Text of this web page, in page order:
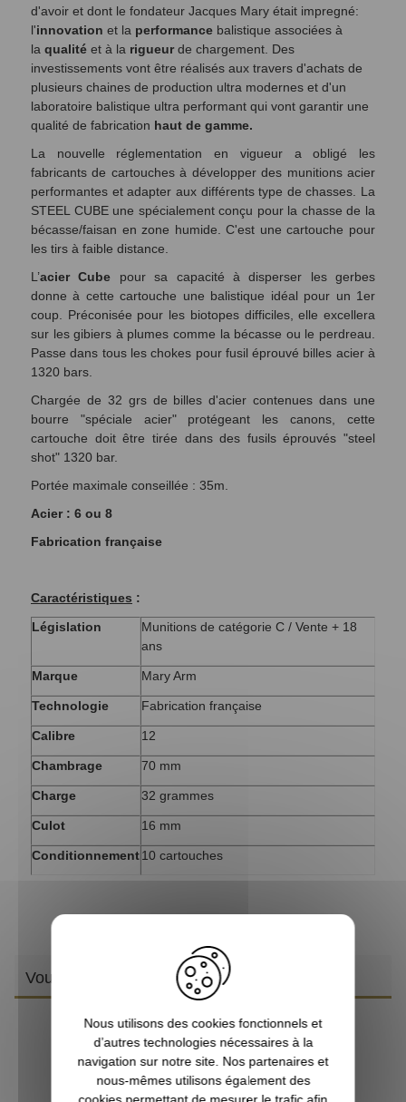
d'avoir et dont le fondateur Jacques Mary était impregné:
l'innovation et la performance balistique associées à
la qualité et à la rigueurde chargement. Des
investissements vont être réalisés aux travers d'achats de
plusieurs chaines de production ultra modernes et d'un
laboratoire balistique ultra performant qui vont garantir une
qualité de fabrication haut de gamme.
La nouvelle réglementation en vigueur a obligé les
fabricants de cartouches à développer des munitions acier
performantes et adapter aux différents type de chasses. La
STEEL CUBE une spécialement conçu pour la chasse de la
bécasse/faisan en zone humide. C'est une cartouche pour
les tirs à faible distance.
L’acier Cube pour sa capacité à disperser les gerbes
donne à cette cartouche une balistique idéal pour un 1er
coup. Préconisée pour les biotopes difficiles, elle excellera
sur les gibiers à plumes comme la bécasse ou le perdreau.
Passe dans tous les chokes pour fusil éprouvé billes acier à
1320 bars.
Chargée de 32 grs de billes d'acier contenues dans une
bourre "spéciale acier" protégeant les canons, cette
cartouche doit être tirée dans des fusils éprouvés "steel
shot" 1320 bar.
Portée maximale conseillée : 35m.
Acier : 6 ou 8
Fabrication française
Caractéristiques :
Législation
Munitions de catégorie C / Vente + 18
ans
Marque Mary Arm
Technologie Fabrication française
Calibre 12
Chambrage 70 mm
Charge 32 grammes
Culot 16 mm
Conditionnement10 cartouches
Vous aimerez aussi
Nous utilisons des cookies fonctionnels et
d’autres technologies nécessaires à la
navigation sur notre site. Nos partenaires et
nous-mêmes utilisons également des
cookies permettant de mesurer le trafic afin